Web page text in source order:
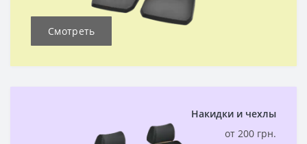
Смотреть
Накидки и чехлы
от 200 грн.